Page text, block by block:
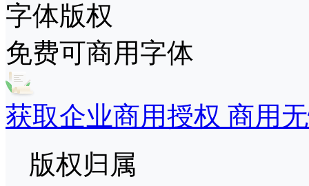
字体版权
免费可商用字体
获取企业商用授权 商用
版权归属